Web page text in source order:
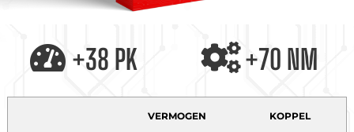
+38 PK +70 NM
VERMOGEN KOPPEL